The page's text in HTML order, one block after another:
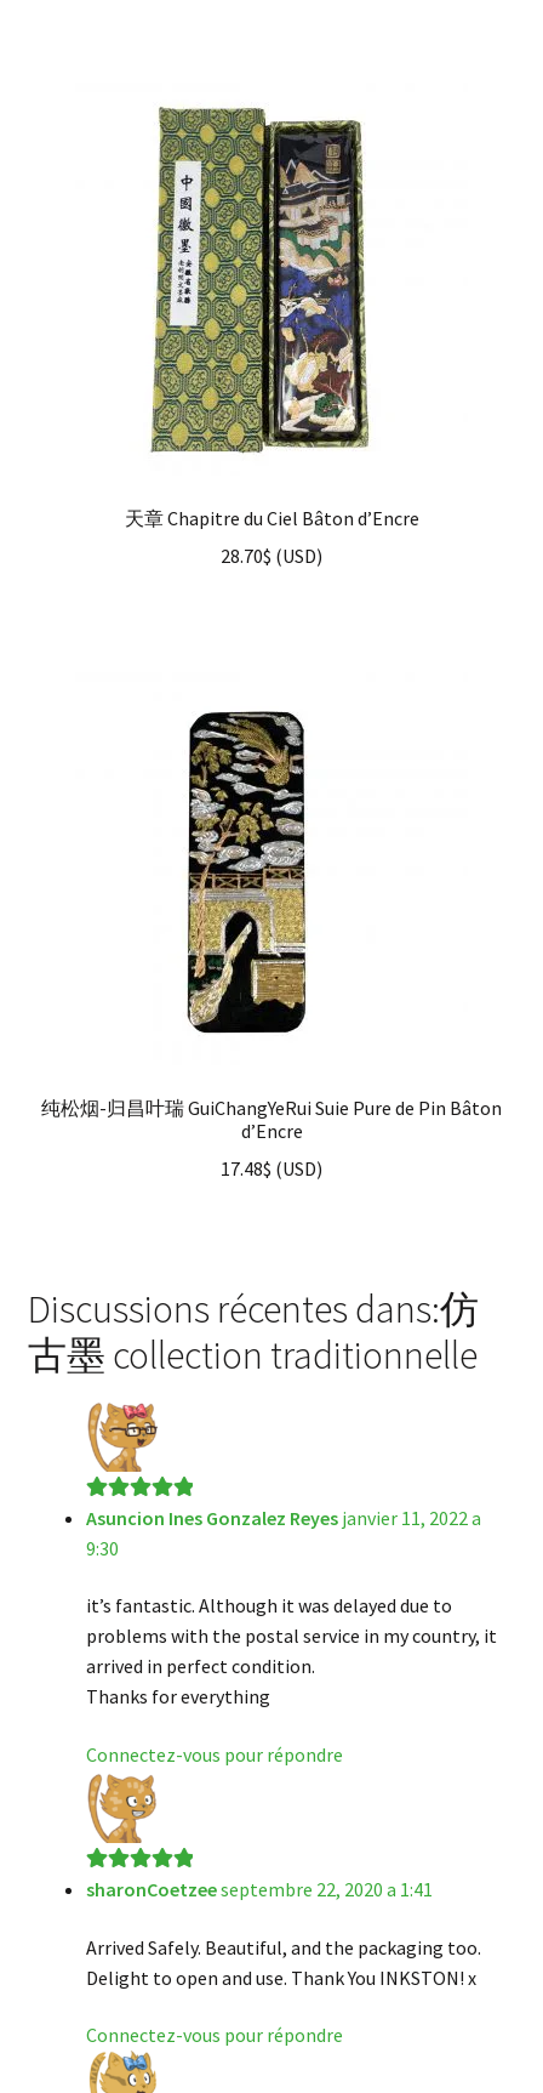
天章 Chapitre du Ciel Bâton d’Encre
28.70$ (USD)
纯松烟-归昌叶瑞 GuiChangYeRui Suie Pure de Pin Bâton
d’Encre
17.48$ (USD)
Discussions récentes dans:仿
古墨 collection traditionnelle
Note5sur 5
Asuncion Ines Gonzalez Reyes janvier 11, 2022 a
9:30
it’s fantastic. Although it was delayed due to
problems with the postal service in my country, it
arrived in perfect condition.
Thanks for everything
Connectez-vous pour répondre
Note5sur 5
sharonCoetzeeseptembre 22, 2020 a 1:41
Arrived Safely. Beautiful, and the packaging too.
Delight to open and use. Thank You INKSTON! x
Connectez-vous pour répondre